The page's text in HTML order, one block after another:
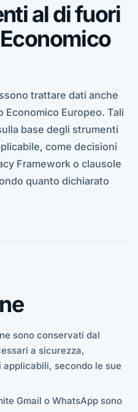
al di fuori
trattare dati anche
Economico Europeo. Tali
base degli strumenti
come decisioni
Framework o clausole
quanto dichiarato
sono conservati dal
a sicurezza,
secondo le sue
Gmail o WhatsApp sono